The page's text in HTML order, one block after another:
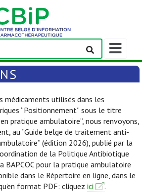
Afficher/
la
barre
navigation
médicaments utilisés dans les
“Positionnement” sous le titre
pratique ambulatoire”, nous renvoyons,
au “Guide belge de traitement anti-
(édition 2026), publié par la
de la Politique Antibiotique
BAPCOC pour la pratique ambulatoire
dans le Répertoire en ligne, dans le
format PDF: cliquez ici
.